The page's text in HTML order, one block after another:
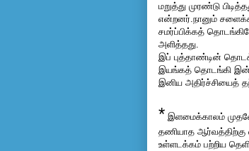
மறுத்து முரண்டு
என்றனர்.நானும்
சமர்ப்பிக்கத்
அளித்தது.
இப் புத்தாண்டின்
இயங்கத் தொடங்கி இன்ப
இனிய அதிர்ச்சியைத்
* இளமைக்காலம்
தணியாத
உள்ளடக்கம் பற்றிய